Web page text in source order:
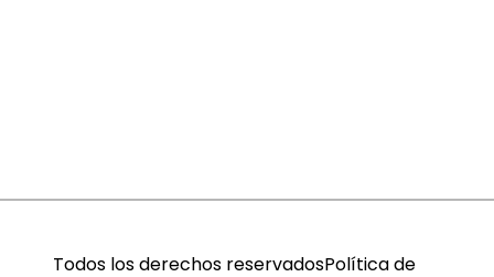
Todos los derechos reservadosPolítica de